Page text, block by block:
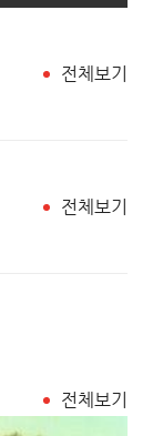
전체보기
전체보기
전체보기